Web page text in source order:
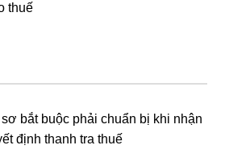
thuế
sơ bắt buộc phải chuẩn bị khi nhận
định thanh tra thuế